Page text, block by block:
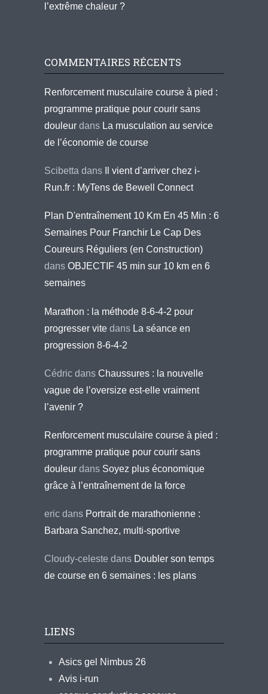
l’extrême chaleur ?
COMMENTAIRES RÉCENTS
Renforcement musculaire course à pied :
programme pratique pour courir sans
douleur dans La musculation au service
de l’économie de course
Scibetta dans
Il vient d’arriver chez i-
Run.fr : MyTens de Bewell Connect
Plan D'entraînement 10 Km En 45 Min : 6
Semaines Pour Franchir Le Cap Des
Coureurs Réguliers (en Construction)
dans OBJECTIF 45 min sur 10 km en 6
semaines
Marathon : la méthode 8-6-4-2 pour
progresser vite dans La séance en
progression 8-6-4-2
Cédric dans Chaussures : la nouvelle
vague de l’oversize est-elle vraiment
l’avenir ?
Renforcement musculaire course à pied :
programme pratique pour courir sans
douleur dans Soyez plus économique
grâce à l’entraînement de la force
eric dans Portrait de marathonienne :
Barbara Sanchez, multi-sportive
Cloudy-celeste dans Doubler son temps
de course en 6 semaines : les plans
LIENS
Asics gel Nimbus 26
Avis i-run